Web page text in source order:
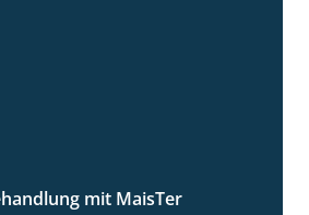
mit MaisTer